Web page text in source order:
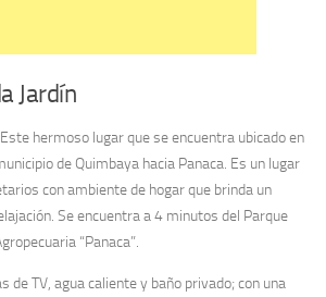
Jardín
hermoso lugar que se encuentra ubicado en
de Quimbaya hacia Panaca. Es un lugar
con ambiente de hogar que brinda un
Se encuentra a 4 minutos del Parque
“Panaca”.
de TV, agua caliente y baño privado; con una